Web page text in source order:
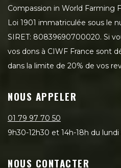
Compassion in World Farming
Loi 1901 immatriculée sous le
SIRET: 80839690700020. Si
vos dons à CIWF France sont
dans la limite de 20% de vos
NOUS APPELER
01 79 97 70 50
9h30-12h30 et 14h-18h du
NOUS CONTACTER